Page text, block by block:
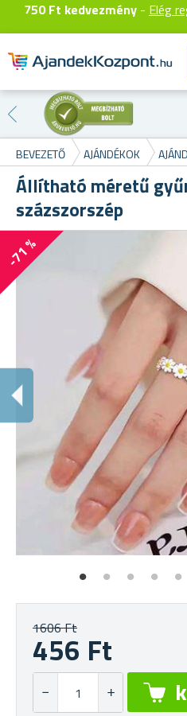
750 Ft kedvezmény - Elég
BEVEZETŐ AJÁNDÉKOK
Állítható méretű
százszorszép
-71 %
1606 Ft
456 Ft